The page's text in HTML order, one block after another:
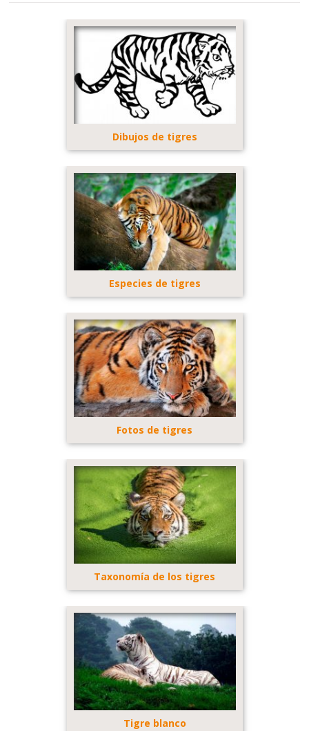
Dibujos de tigres
Especies de tigres
Fotos de tigres
Taxonomía de los tigres
Tigre blanco